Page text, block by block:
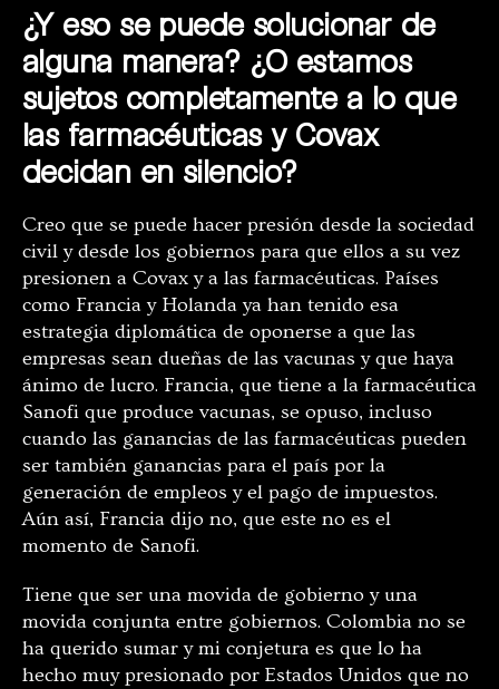
¿Y eso se puede solucionar de
alguna manera? ¿O estamos
sujetos completamente a lo que
las farmacéuticas y Covax
decidan en silencio?
Creo que se puede hacer presión desde la sociedad
civil y desde los gobiernos para que ellos a su vez
presionen a Covax y a las farmacéuticas. Países
como Francia y Holanda ya han tenido esa
estrategia diplomática de oponerse a que las
empresas sean dueñas de las vacunas y que haya
ánimo de lucro. Francia, que tiene a la farmacéutica
Sanofi que produce vacunas, se opuso, incluso
cuando las ganancias de las farmacéuticas pueden
ser también ganancias para el país por la
generación de empleos y el pago de impuestos.
Aún así, Francia dijo no, que este no es el
momento de Sanofi.
Tiene que ser una movida de gobierno y una
movida conjunta entre gobiernos. Colombia no se
ha querido sumar y mi conjetura es que lo ha
hecho muy presionado por Estados Unidos que no